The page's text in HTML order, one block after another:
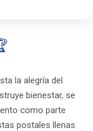
la alegría del
bienestar, se
como parte
postales llenas